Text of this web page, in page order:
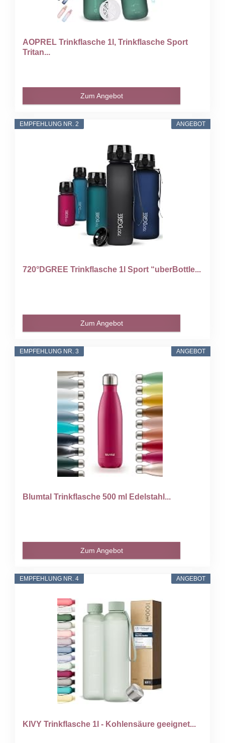
AOPREL Trinkflasche 1l, Trinkflasche Sport
Tritan...
Zum Angebot
ANGEBOT
EMPFEHLUNG NR. 2
720°DGREE Trinkflasche 1l Sport “uberBottle...
Zum Angebot
ANGEBOT
EMPFEHLUNG NR. 3
Blumtal Trinkflasche 500 ml Edelstahl...
Zum Angebot
ANGEBOT
EMPFEHLUNG NR. 4
KIVY Trinkflasche 1l - Kohlensäure geeignet...